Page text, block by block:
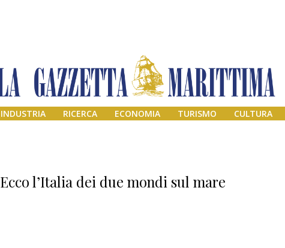
INDUSTRIA RICERCA ECONOMIA TURISMO CULTURA
Ecco l’Italia dei due mondi sul mare